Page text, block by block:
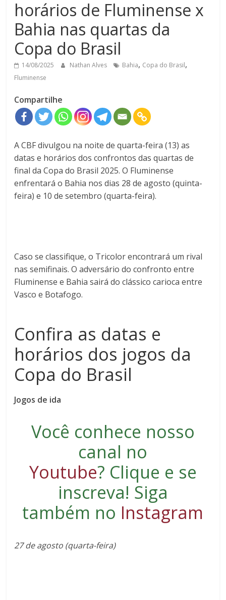
horários de Fluminense x
Bahia nas quartas da
Copa do Brasil
14/08/2025 Nathan Alves Bahia, Copa do Brasil,
Fluminense
Compartilhe
A CBF divulgou na noite de quarta-feira (13) as
datas e horários dos confrontos das quartas de
final da Copa do Brasil 2025. O Fluminense
enfrentará o Bahia nos dias 28 de agosto (quinta-
feira) e 10 de setembro (quarta-feira).
Caso se classifique, o Tricolor encontrará um rival
nas semifinais. O adversário do confronto entre
Fluminense e Bahia sairá do clássico carioca entre
Vasco e Botafogo.
Confira as datas e
horários dos jogos da
Copa do Brasil
Jogos de ida
Você conhece nosso
canal no
Youtube? Clique e se
inscreva! Siga
também no Instagram
27 de agosto (quarta-feira)